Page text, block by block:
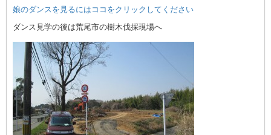
娘のダンスを見るにはココをクリックしてください
ダンス見学の後は荒尾市の樹木伐採現場へ